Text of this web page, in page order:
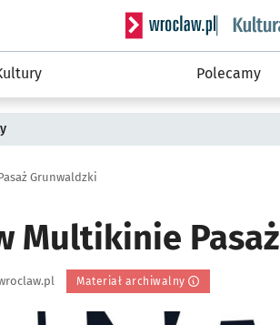
Serwis informacyjny
Polecamy
Grunwaldzki
Multikinie
Materiał archiwalny